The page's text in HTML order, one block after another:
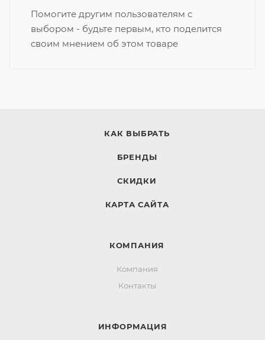
Помогите другим пользователям с
выбором - будьте первым, кто поделится
своим мнением об этом товаре
КАК ВЫБРАТЬ
БРЕНДЫ
СКИДКИ
КАРТА САЙТА
КОМПАНИЯ
Компания
Контакты
ИНФОРМАЦИЯ